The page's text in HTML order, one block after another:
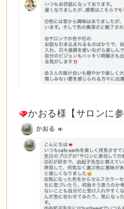
かおる様【サロンに